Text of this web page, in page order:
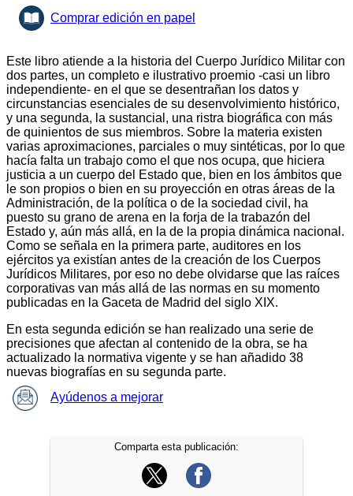
Comprar edición en papel
Este libro atiende a la historia del Cuerpo Jurídico Militar con
dos partes, un completo e ilustrativo proemio -casi un libro
independiente- en el que se desentrañan los datos y
circunstancias esenciales de su desenvolvimiento histórico,
y una segunda, la sustancial, una ristra biográfica con más
de quinientos de sus miembros. Sobre la materia existen
varias aproximaciones, parciales o muy sintéticas, por lo que
hacía falta un trabajo como el que nos ocupa, que hiciera
justicia a un cuerpo del Estado que, bien en los ámbitos que
le son propios o bien en su proyección en otras áreas de la
Administración, de la política o de la sociedad civil, ha
puesto su grano de arena en la forja de la trabazón del
Estado y, aún más allá, en la de la propia dinámica nacional.
Como se señala en la primera parte, auditores en los
ejércitos ya existían antes de la creación de los Cuerpos
Jurídicos Militares, por eso no debe olvidarse que las raíces
corporativas van más allá de las normas en su momento
publicadas en la Gaceta de Madrid del siglo XIX.
En esta segunda edición se han realizado una serie de
precisiones que afectan al contenido de la obra, se ha
actualizado la normativa vigente y se han añadido 38
nuevas biografías en su segunda parte.
Ayúdenos a mejorar
Comparta esta publicación: